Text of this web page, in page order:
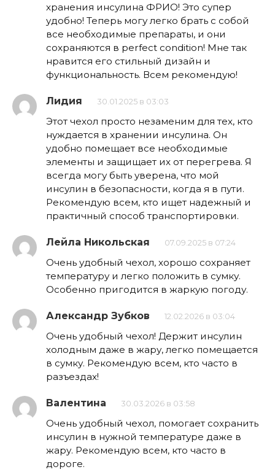
хранения инсулина ФРИО! Это супер
удобно! Теперь могу легко брать с собой
все необходимые препараты, и они
сохраняются в perfect condition! Мне так
нравится его стильный дизайн и
функциональность. Всем рекомендую!
Лидия 30.01.2025 в 03:03
Этот чехол просто незаменим для тех, кто
нуждается в хранении инсулина. Он
удобно помещает все необходимые
элементы и защищает их от перегрева. Я
всегда могу быть уверена, что мой
инсулин в безопасности, когда я в пути.
Рекомендую всем, кто ищет надежный и
практичный способ транспортировки.
Лейла Никольская 07.09.2025 в 07:24
Очень удобный чехол, хорошо сохраняет
температуру и легко положить в сумку.
Особенно пригодится в жаркую погоду.
Александр Зубков 12.02.2026 в 03:04
Очень удобный чехол! Держит инсулин
холодным даже в жару, легко помещается
в сумку. Рекомендую всем, кто часто в
разъездах!
Валентина 30.03.2026 в 03:58
Очень удобный чехол, помогает сохранить
инсулин в нужной температуре даже в
жару. Рекомендую всем, кто часто в
дороге.